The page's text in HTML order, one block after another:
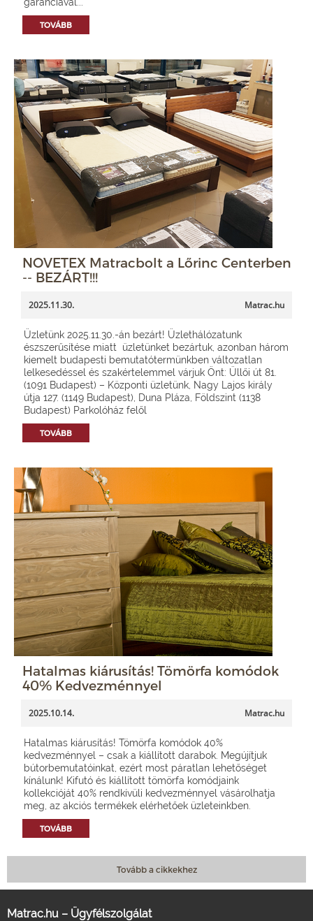
TOVÁBB
NOVETEX Matracbolt a Lőrinc Centerben
-- BEZÁRT!!!
2025.11.30. Matrac.hu
Üzletünk 2025.11.30.-án bezárt! Üzlethálózatunk
észszerűsítése miatt üzletünket bezártuk, azonban három
kiemelt budapesti bemutatótermünkben változatlan
lelkesedéssel és szakértelemmel várjuk Önt: Üllői út 81.
(1091 Budapest) – Központi üzletünk, Nagy Lajos király
útja 127. (1149 Budapest), Duna Pláza, Földszint (1138
Budapest) Parkolóház felől
TOVÁBB
Hatalmas kiárusítás! Tömörfa komódok
40% Kedvezménnyel
2025.10.14. Matrac.hu
Hatalmas kiárusítás! Tömörfa komódok 40%
kedvezménnyel – csak a kiállított darabok. Megújítjuk
bútorbemutatóinkat, ezért most páratlan lehetőséget
kínálunk! Kifutó és kiállított tömörfa komódjaink
kollekcióját 40% rendkívüli kedvezménnyel vásárolhatja
meg, az akciós termékek elérhetőek üzleteinkben.
TOVÁBB
Tovább a cikkekhez
Matrac.hu – Ügyfélszolgálat